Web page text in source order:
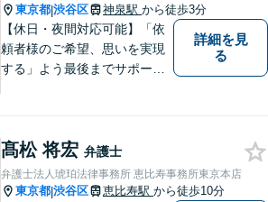
東京都|渋谷区 神泉駅 から徒歩3分
【休日・夜間対応可能】「依
頼者様のご希望、思いを実現
する」よう最後までサポート
詳細を見
る
髙松 将宏 弁護士
弁護士法人琥珀法律事務所 恵比寿事務所東京本店
東京都|渋谷区 恵比寿駅 から徒歩10分